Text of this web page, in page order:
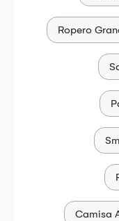
Ropero
Camisa